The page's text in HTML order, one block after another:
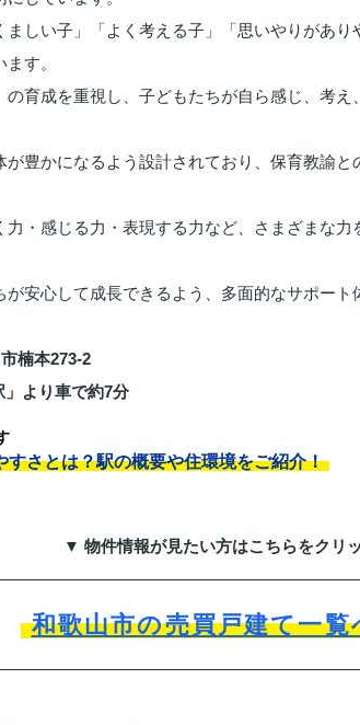
ましい子」「よく考える子」「思いやりがあ
す。
の育成を重視し、子どもたちが自ら感じ、考え
が豊かになるよう設計されており、保育教諭
力・感じる力・表現する力など、さまざまな
安心して成長できるよう、多面的なサポート
楠本273-2
より車で約7分
すさとは？駅の概要や住環境をご紹介！
▼ 物件情報が見たい方はこちらをクリ
和歌山市の売買戸建て一覧